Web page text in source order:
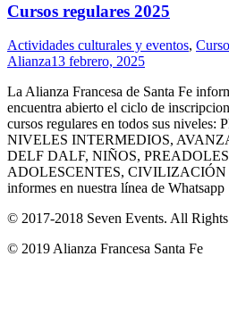
Cursos regulares 2025
Actividades culturales y eventos,
Alianza13 febrero, 2025
La Alianza Francesa de Santa Fe
encuentra abierto el ciclo de
cursos regulares en todos sus
NIVELES INTERMEDIOS,
DELF DALF, NIÑOS,
ADOLESCENTES, CIVILIZACIÓN
informes en nuestra línea de Whatsapp
© 2017-2018 Seven Events. All
© 2019 Alianza Francesa Santa Fe